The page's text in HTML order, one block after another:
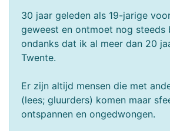
30 jaar geleden als 19-jarige
geweest en ontmoet nog steeds
ondanks dat ik al meer dan 20
Twente.
Er zijn altijd mensen die met
(lees; gluurders) komen maar
ontspannen en ongedwongen.